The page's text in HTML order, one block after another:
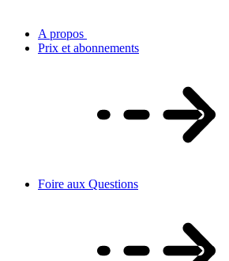
A propos
Prix et abonnements
Foire aux Questions